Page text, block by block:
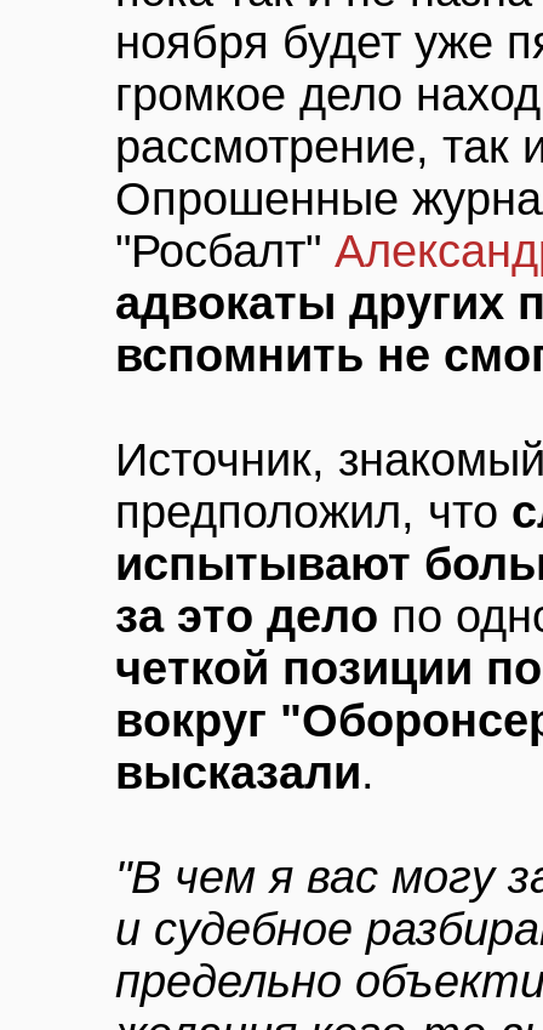
ноября будет уже
громкое дело
рассмотрение, так
Опрошенные
"Росбалт"
адвокаты других
вспомнить не
Источник,
предположил, что
испытывают
за это дело по
четкой позиции
вокруг
высказали.
"В чем я вас могу
и судебное
предельно